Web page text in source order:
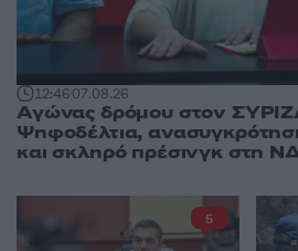
12:4607.08.26
Αγώνας δρόμου στον
Ψηφοδέλτια,
και σκληρό πρέσινγκ στη
5